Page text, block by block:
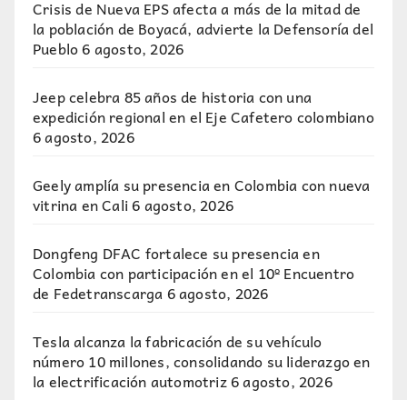
Crisis de Nueva EPS afecta a más de la mitad de
la población de Boyacá, advierte la Defensoría del
Pueblo6 agosto, 2026
Jeep celebra 85 años de historia con una
expedición regional en el Eje Cafetero colombiano
6 agosto, 2026
Geely amplía su presencia en Colombia con nueva
vitrina en Cali 6 agosto, 2026
Dongfeng DFAC fortalece su presencia en
Colombia con participación en el 10º Encuentro
de Fedetranscarga6 agosto, 2026
Tesla alcanza la fabricación de su vehículo
número 10 millones, consolidando su liderazgo en
la electrificación automotriz6 agosto, 2026